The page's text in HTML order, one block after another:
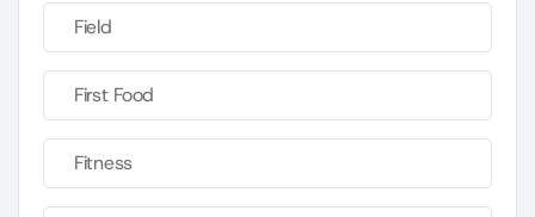
Field
First Food
Fitness